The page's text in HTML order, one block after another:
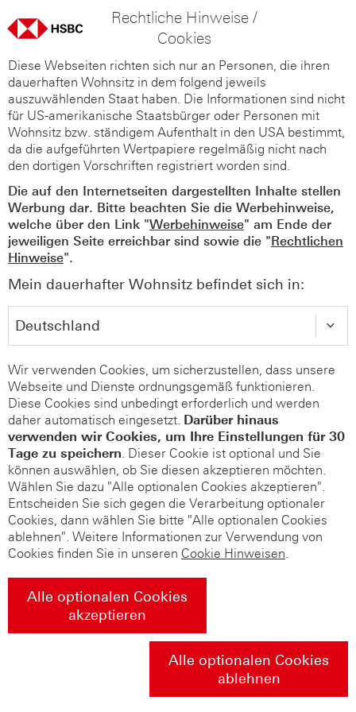
Rechtliche Hinweise /
Cookies
Diese Webseiten richten sich nur an Personen, die ihren
dauerhaften Wohnsitz in dem folgend jeweils
auszuwählenden Staat haben. Die Informationen sind nicht
für US-amerikanische Staatsbürger oder Personen mit
Wohnsitz bzw. ständigem Aufenthalt in den USA bestimmt,
da die aufgeführten Wertpapiere regelmäßig nicht nach
den dortigen Vorschriften registriert worden sind.
Die auf den Internetseiten dargestellten Inhalte stellen
Werbung dar. Bitte beachten Sie die Werbehinweise,
welche über den Link "Werbehinweise" am Ende der
jeweiligen Seite erreichbar sind sowie die "Rechtlichen
Hinweise".
Mein dauerhafter Wohnsitz befindet sich in:
Wir verwenden Cookies, um sicherzustellen, dass unsere
Webseite und Dienste ordnungsgemäß funktionieren.
Diese Cookies sind unbedingt erforderlich und werden
daher automatisch eingesetzt. Darüber hinaus
verwenden wir Cookies, um Ihre Einstellungen für 30
Tage zu speichern. Dieser Cookie ist optional und Sie
können auswählen, ob Sie diesen akzeptieren möchten.
Wählen Sie dazu "Alle optionalen Cookies akzeptieren".
Entscheiden Sie sich gegen die Verarbeitung optionaler
Cookies, dann wählen Sie bitte "Alle optionalen Cookies
ablehnen". Weitere Informationen zur Verwendung von
Cookies finden Sie in unseren Cookie Hinweisen.
Alle optionalen Cookies
akzeptieren
Alle optionalen Cookies
ablehnen